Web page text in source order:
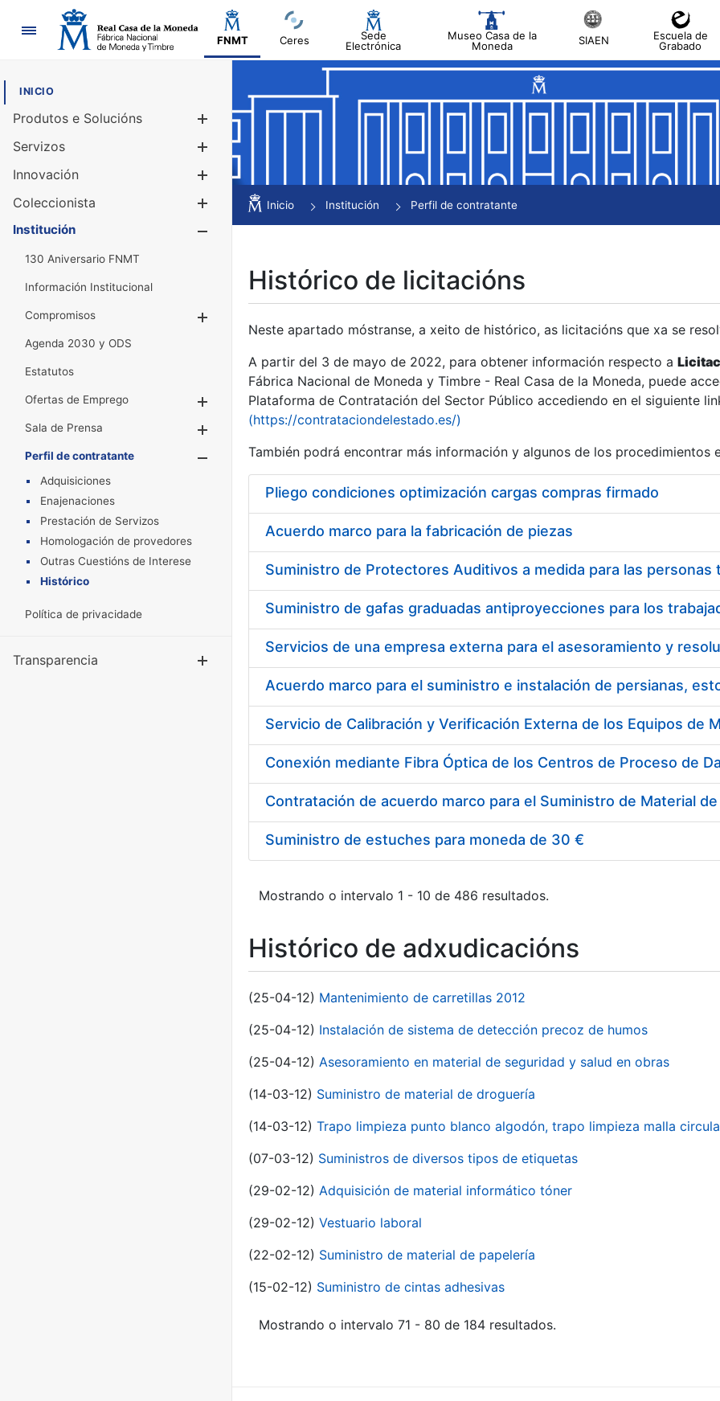
Navegación
FNMT Ceres
Sede
Electrónica
Museo Casa de la
Moneda
SIAEN
Escuela de
Grabado
INICIO
Produtos e Solucións
Mostrar/Ocultar
Servizos
Innovación
Coleccionista
Mostrar/Ocultar
Institución
130 Aniversario FNMT
Información Institucional
Compromisos
Agenda 2030 y ODS
Estatutos
Ofertas de Emprego
Mostrar/Ocultar
Sala de Prensa
Mostrar/Ocultar
Perfil de contratante
Mostrar/Ocultar
Adquisiciones
Enajenaciones
Prestación de Servizos
Homologación de provedores
Outras Cuestións de Interese
Histórico
Política de privacidade
Transparencia
Inicio Institución Perfil de contratante
Histórico de licitacións
Neste apartado móstranse, a xeito de histórico, as licitacións que xa se
A partir del 3 de mayo de 2022, para obtener información respecto a
Fábrica Nacional de Moneda y Timbre - Real Casa de la Moneda, puede
Plataforma de Contratación del Sector Público accediendo en el siguiente
(https://contrataciondelestado.es/)
También podrá encontrar más información y algunos de los procedimientos
Pliego condiciones optimización cargas compras firmado
Acuerdo marco para la fabricación de piezas
Acuerdo marco para el suministro e instalación de persianas,
Suministro de estuches para moneda de 30 €
Mostrando o intervalo 1 - 10 de 486 resultados.
Histórico de adxudicacións
(25-04-12) Mantenimiento de carretillas 2012
(25-04-12) Instalación de sistema de detección precoz de humos
(25-04-12) Asesoramiento en material de seguridad y salud en obras
(14-03-12) Suministro de material de droguería
(14-03-12) Trapo limpieza punto blanco algodón, trapo limpieza malla
(07-03-12) Suministros de diversos tipos de etiquetas
(29-02-12) Adquisición de material informático tóner
(29-02-12) Vestuario laboral
(22-02-12) Suministro de material de papelería
(15-02-12) Suministro de cintas adhesivas
Mostrando o intervalo 71 - 80 de 184 resultados.